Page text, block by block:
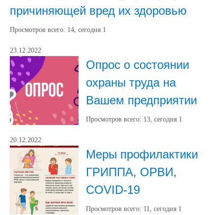
причиняющей вред их здоровью
Просмотров всего: 14, сегодня 1
23.12.2022
Опрос о состоянии
охраны труда на
Вашем предприятии
Просмотров всего: 13, сегодня 1
20.12.2022
Меры профилактики
ГРИППА, ОРВИ,
COVID-19
Просмотров всего: 11, сегодня 1